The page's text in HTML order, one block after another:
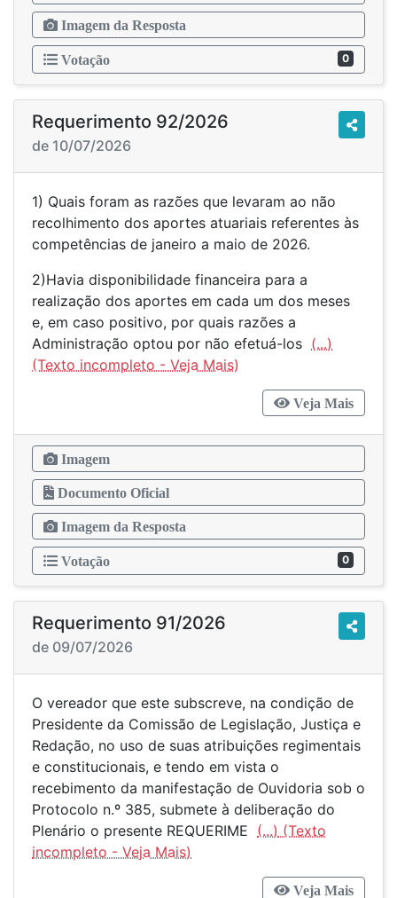
Imagem da Resposta
Votação 0
Requerimento 92/2026
de 10/07/2026
1) Quais foram as razões que levaram ao não
recolhimento dos aportes atuariais referentes às
competências de janeiro a maio de 2026.
2)Havia disponibilidade financeira para a
realização dos aportes em cada um dos meses
e, em caso positivo, por quais razões a
Administração optou por não efetuá-los (...)
Veja Mais
Imagem
Documento Oficial
Imagem da Resposta
Votação 0
Requerimento 91/2026
de 09/07/2026
O vereador que este subscreve, na condição de
Presidente da Comissão de Legislação, Justiça e
Redação, no uso de suas atribuições regimentais
e constitucionais, e tendo em vista o
recebimento da manifestação de Ouvidoria sob o
Protocolo n.º 385, submete à deliberação do
Plenário o presente REQUERIME (...)
Veja Mais